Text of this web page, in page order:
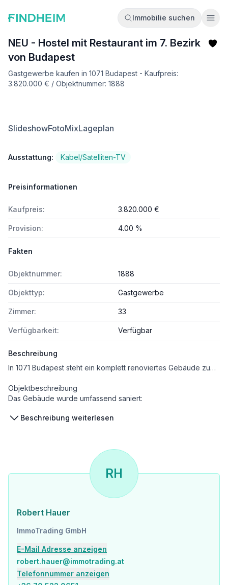
Immobilie suchen
NEU - Hostel mit Restaurant im 7. Bezirk
von Budapest
Gastgewerbe kaufen in 1071 Budapest - Kaufpreis:
3.820.000 € / Objektnummer: 1888
SlideshowFotoMixLageplan
Ausstattung: Kabel/Satelliten-TV
Preisinformationen
Kaufpreis: 3.820.000 €
Provision: 4.00 %
Fakten
Objektnummer: 1888
Objekttyp: Gastgewerbe
Zimmer: 33
Verfügbarkeit: Verfügbar
Beschreibung
In 1071 Budapest steht ein komplett renoviertes Gebäude zum Verkauf, das derzeit als Hostel betrieben wird. Die Immobilie umfasst 33 Zimmer, ein Restaurant sowie mehrere modern ausgestattete Apartments und bietet attraktive Erweiterungsmöglichkeiten.
Objektbeschreibung
Das Gebäude wurde umfassend saniert:
– vollständig erneuerte Wasser- und Stromleitungen
– Erdgeschoss: Restaurant mit straßenseitigem Zugang
– Obergeschosse: renovierte Apartments mit 6 voll ausgestatteten Küchen
– Terrasse: große, sonnige 120 m² Terrasse
– Kellergeschoss: ideal nutzbar als Lagerfläche oder für den Ausbau eines Fitnessraums
Darüber hinaus besteht die Möglichkeit zur Aufstockung und Erweiterung des Hostels durch zusätzliche Etagen.
Die Immobilie befindet sich im beliebten 7. Bezirk (Erzsébetváros), nahe:
– Metrostationen
– Bus- und Straßenbahnhaltestellen
Diese ausgezeichnete Verkehrsanbindung macht das Objekt besonders attraktiv für touristische und studentische Zielgruppen.
Beschreibung weiterlesen
RH
Robert Hauer
ImmoTrading GmbH
E-Mail Adresse anzeigen
robert.hauer@immotrading.at
Telefonnummer anzeigen